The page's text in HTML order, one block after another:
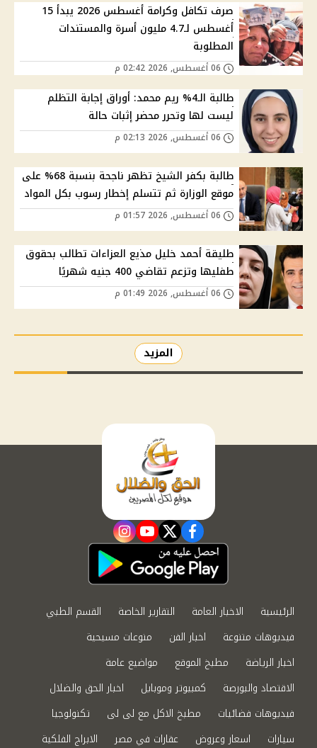
صرف تكافل وكرامة أغسطس 2026 يبدأ 15
أغسطس لـ4.7 مليون أسرة والمستندات
المطلوبة
طالبة الـ4% ريم محمد: أوراق إجابة التظلم
ليست لها وتحرر محضر إثبات حالة
طالبة بكفر الشيخ تظهر ناجحة بنسبة 68% على
موقع الوزارة ثم تتسلم إخطار رسوب بكل المواد
طليقة أحمد خليل مذيع العزاءات تطالب بحقوق
طفليها وتزعم تقاضي 400 جنيه شهريًا
المزيد
facebook
twitter
youtube
instagram
الرئيسية الاخبار العامة التقارير الخاصة
القسم الطبي
فيديوهات متنوعة
اخبار الفن
منوعات مسيحية
اخبار الرياضة
مطبخ الموقع
مواضيع عامة
الاقتصاد والبورصة
كمبيوتر وموبايل
اخبار الحق والضلال
فيديوهات فضائيات
مطبخ الاكل مع لى لى
تكنولوجيا
سيارات
اسعار وعروض عقارات في مصر الابراج الفلكية